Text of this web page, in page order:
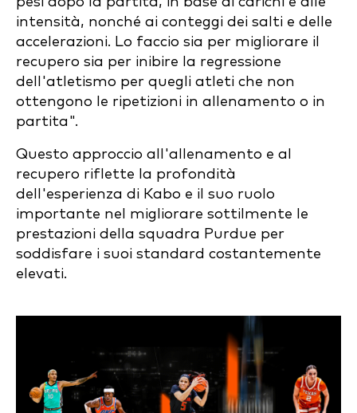
intensità, nonché ai conteggi dei salti e delle
accelerazioni. Lo faccio sia per migliorare il
recupero sia per inibire la regressione
dell'atletismo per quegli atleti che non
ottengono le ripetizioni in allenamento o in
partita".
Questo approccio all'allenamento e al
recupero riflette la profondità
dell'esperienza di Kabo e il suo ruolo
importante nel migliorare sottilmente le
prestazioni della squadra Purdue per
soddisfare i suoi standard costantemente
elevati.